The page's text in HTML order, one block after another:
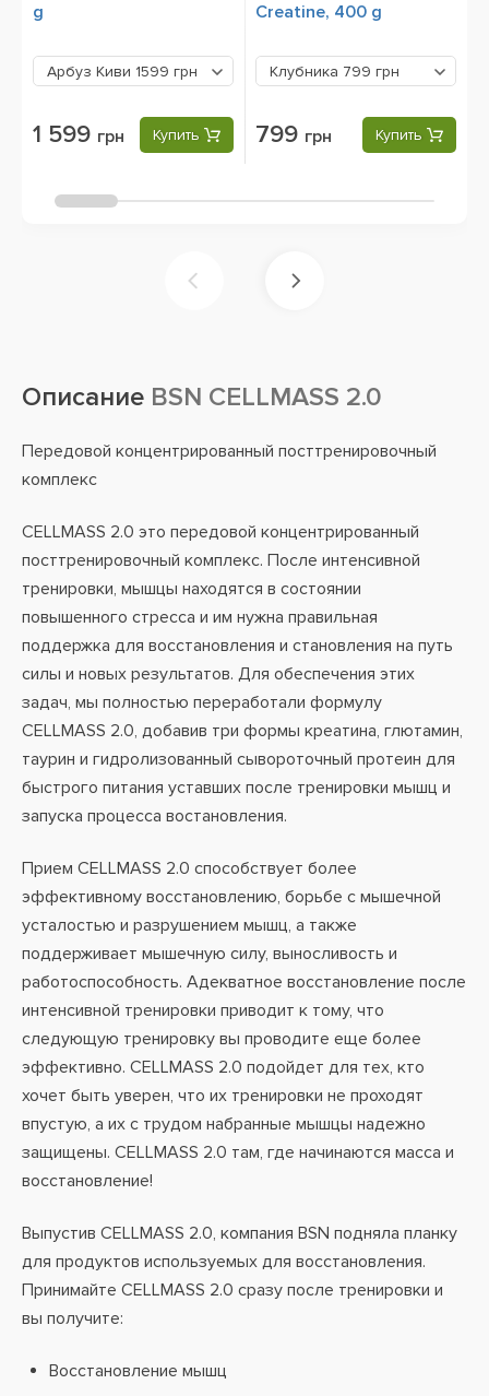
g
Арбуз Киви 1599 грн
1 599 грн Купить
Creatine, 400 g
Клубника 799 грн
799 грн Купить
Описание BSN CELLMASS 2.0
Передовой концентрированный посттренировочный
комплекс
CELLMASS 2.0 это передовой концентрированный
посттренировочный комплекс. После интенсивной
тренировки, мышцы находятся в состоянии
повышенного стресса и им нужна правильная
поддержка для восстановления и становления на путь
силы и новых результатов. Для обеспечения этих
задач, мы полностью переработали формулу
CELLMASS 2.0, добавив три формы креатина, глютамин,
таурин и гидролизованный сывороточный протеин для
быстрого питания уставших после тренировки мышц и
запуска процесса востановления.
Прием CELLMASS 2.0 способствует более
эффективному восстановлению, борьбе с мышечной
усталостью и разрушением мышц, а также
поддерживает мышечную силу, выносливость и
работоспособность. Адекватное восстановление после
интенсивной тренировки приводит к тому, что
следующую тренировку вы проводите еще более
эффективно. CELLMASS 2.0 подойдет для тех, кто
хочет быть уверен, что их тренировки не проходят
впустую, а их с трудом набранные мышцы надежно
защищены. CELLMASS 2.0 там, где начинаются масса и
восстановление!
Выпустив CELLMASS 2.0, компания BSN подняла планку
для продуктов используемых для восстановления.
Принимайте CELLMASS 2.0 сразу после тренировки и
вы получите:
Восстановление мышц